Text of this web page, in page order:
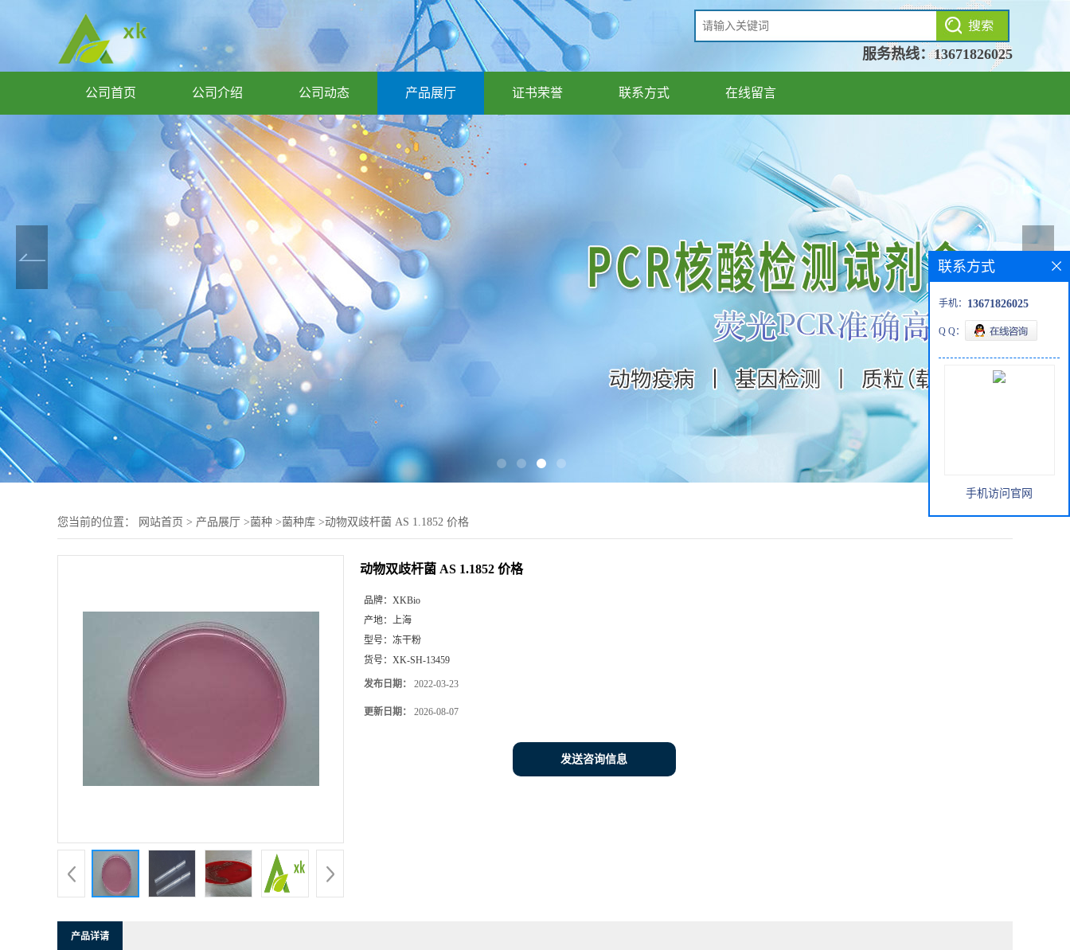
服务热线：13671826025
公司首页 公司介绍 公司动态 产品展厅 证书荣誉 联系方式 在线留言
您当前的位置： 网站首页 > 产品展厅 >菌种 >菌种库 >动物双歧杆菌 AS 1.1852 价格
动物双歧杆菌 AS 1.1852 价格
品牌： XKBio
产地： 上海
型号： 冻干粉
货号： XK-SH-13459
发布日期： 2022-03-23
更新日期： 2026-08-07
发送咨询信息
产品详请
联系方式
手机： 13671826025
Q Q：
手机访问官网